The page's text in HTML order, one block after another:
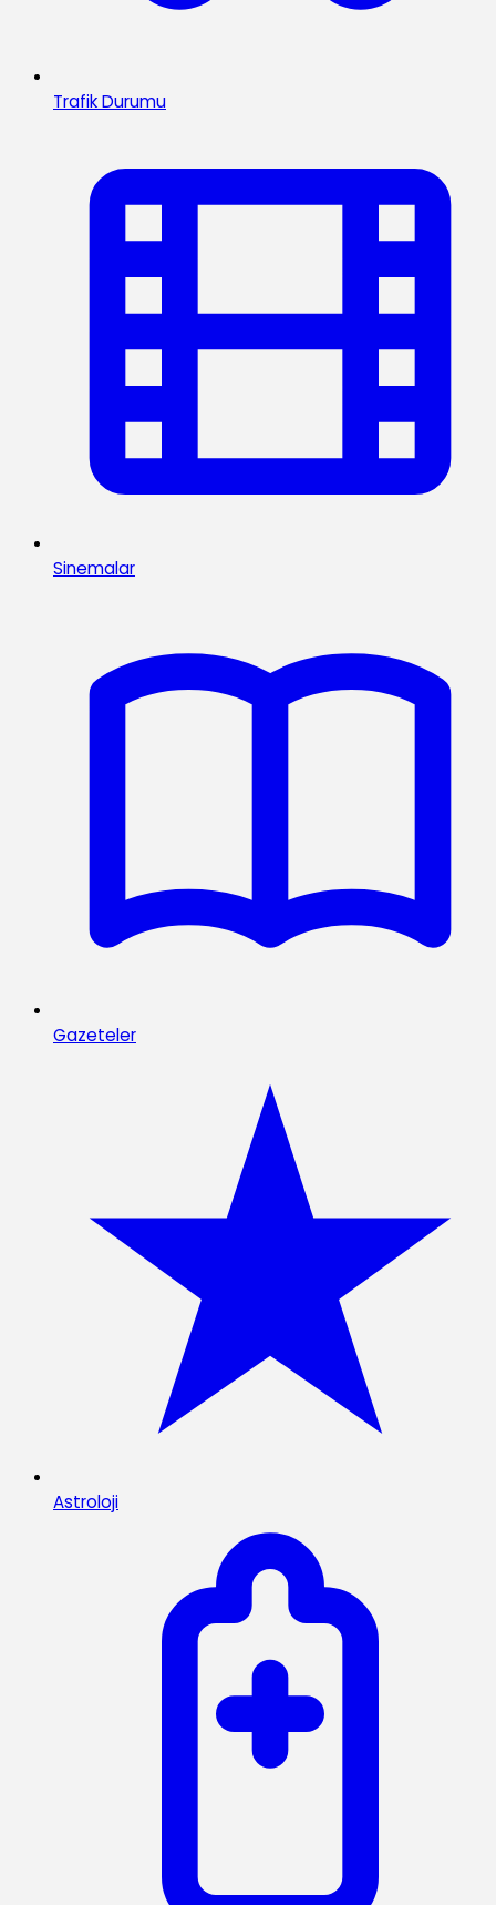
Trafik Durumu
Sinemalar
Gazeteler
Astroloji